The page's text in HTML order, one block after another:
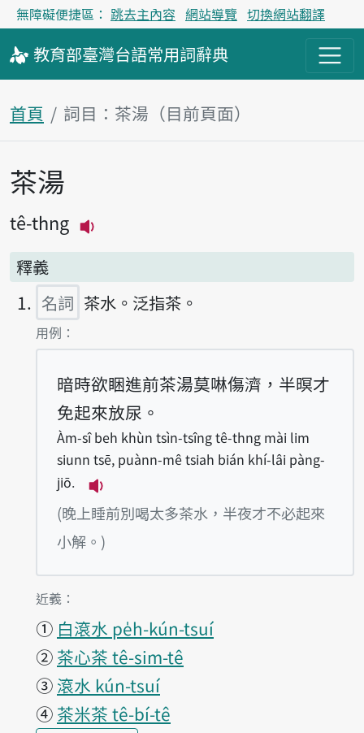
無障礙便捷區： 跳去主內容 網站導覽 切換網站翻譯
教育部臺灣台語常用詞辭典
首頁 詞目：茶湯（目前頁面）
主內容區塊
茶湯
tê-thng
釋義
名詞 茶水。泛指茶。
第1項釋義的
用例：
暗時欲睏進前茶湯莫啉傷濟，半暝才
免起來放尿。
Àm-sî beh khùn tsìn-tsîng tê-thng mài lim
siunn tsē, puànn-mê tsiah bián khí-lâi pàng-
jiō.
播放例句Àm-sî beh khùn tsìn-
(晚上睡前別喝太多茶水，半夜才不必起來
小解。)
第1項釋義的
近義：
① 白滾水 pe̍h-kún-tsuí
② 茶心茶 tê-sim-tê
③ 滾水 kún-tsuí
④ 茶米茶 tê-bí-tê